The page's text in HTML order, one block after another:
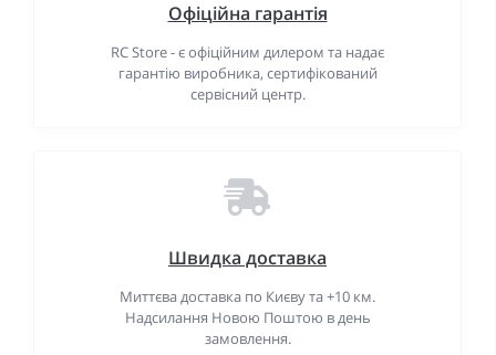
Офіційна гарантія
RC Store - є офіційним дилером та надає
гарантію виробника, сертифікований
сервісний центр.
Швидка доставка
Миттєва доставка по Києву та +10 км.
Надсилання Новою Поштою в день
замовлення.